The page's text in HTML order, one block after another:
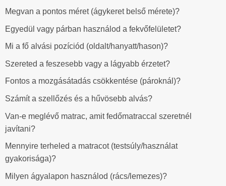
Megvan a pontos méret (ágykeret belső mérete)?
Egyedül vagy párban használod a fekvőfelületet?
Mi a fő alvási pozíciód (oldalt/hanyatt/hason)?
Szereted a feszesebb vagy a lágyabb érzetet?
Fontos a mozgásátadás csökkentése (pároknál)?
Számít a szellőzés és a hűvösebb alvás?
Van-e meglévő matrac, amit fedőmatraccal szeretnél
javítani?
Mennyire terheled a matracot (testsúly/használat
gyakorisága)?
Milyen ágyalapon használod (rács/lemezes)?